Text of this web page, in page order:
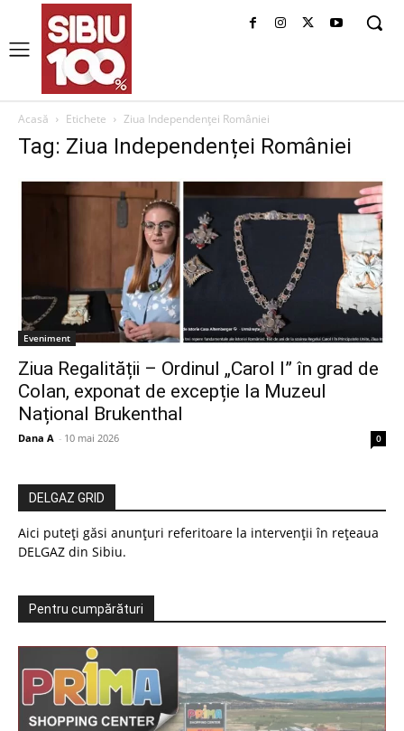
Acasă Etichete Ziua Independenței României
Tag: Ziua Independenței României
Eveniment
Ziua Regalității – Ordinul „Carol I” în grad de
Colan, exponat de excepție la Muzeul
Național Brukenthal
Dana A - 10 mai 2026 0
DELGAZ GRID
Aici puteți găsi anunțuri referitoare la intervenții în rețeaua
DELGAZ din Sibiu.
Pentru cumpărături